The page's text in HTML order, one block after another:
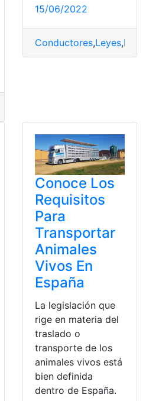
Financiero
15/06/2022
Conductores,Leyes,
Conoce Los
Requisitos
Para
Transportar
Animales
Vivos En
España
La legislación que
rige en materia del
traslado o
transporte de los
animales vivos está
bien definida
dentro de España.